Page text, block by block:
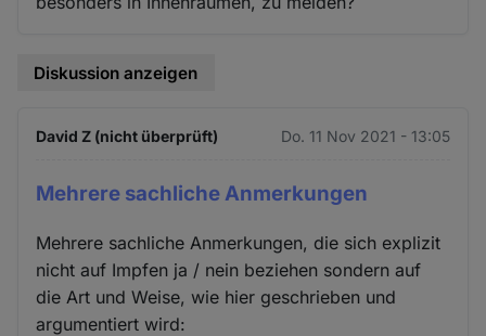
Diskussion anzeigen
David Z (nicht überprüft) Do. 11 Nov 2021 - 13:05
Mehrere sachliche Anmerkungen
Mehrere sachliche Anmerkungen, die sich explizit
nicht auf Impfen ja / nein beziehen sondern auf
die Art und Weise, wie hier geschrieben und
argumentiert wird: